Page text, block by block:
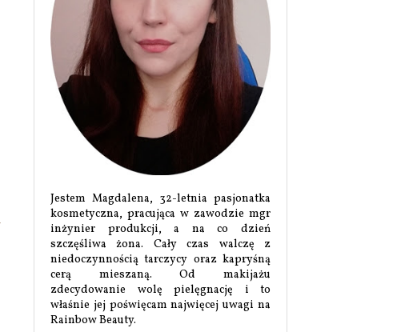
Jestem Magdalena, 32-letnia pasjonatka
kosmetyczna, pracująca w zawodzie mgr
inżynier produkcji, a na co dzień
szczęśliwa żona. Cały czas walczę z
niedoczynnością tarczycy oraz kapryśną
cerą mieszaną. Od makijażu
zdecydowanie wolę pielęgnację i to
właśnie jej poświęcam najwięcej uwagi na
Rainbow Beauty.